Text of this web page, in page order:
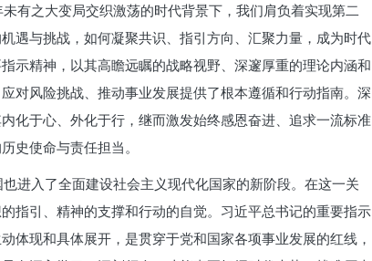
有之大变局交织激荡的时代背景下，我们肩负着实现第二
遇与挑战，如何凝聚共识、指引方向、汇聚力量，成为时代
示精神，以其高瞻远瞩的战略视野、深邃厚重的理论内涵和
对风险挑战、推动事业发展提供了根本遵循和行动指南。深
化于心、外化于行，继而激发始终感恩奋进、追求一流标准
史使命与责任担当。
进入了全面建设社会主义现代化国家的新阶段。在这一关
指引、精神的支撑和行动的自觉。习近平总书记的重要指示
体现和具体展开，是贯穿于党和国家各项事业发展的红线，